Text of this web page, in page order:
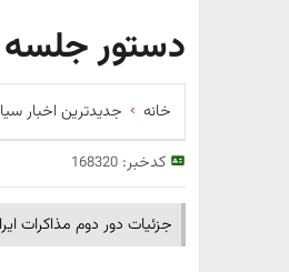
دستور جلسه
خانه جدیدترین اخبار
کدخبر:168320
جزئیات دور دوم مذاکرات